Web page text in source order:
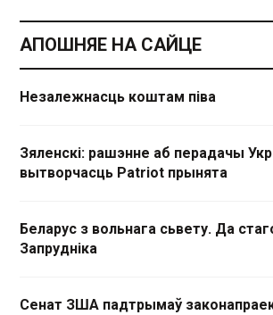
АПОШНЯЕ НА САЙЦЕ
Незалежнасць коштам піва
Зяленскі: рашэнне аб перадачы
вытворчасць Patriot прынята
Беларус з вольнага сьвету. Да
Запрудніка
Сенат ЗША падтрымаў